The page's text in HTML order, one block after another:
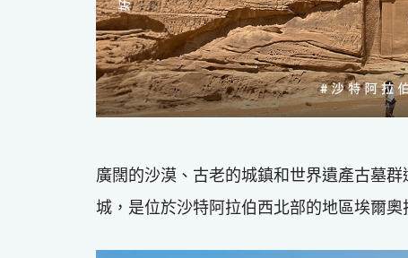
廣闊的沙漠、古老的城鎮和世界遺產古墓
城，是位於沙特阿拉伯西北部的地區埃爾奧